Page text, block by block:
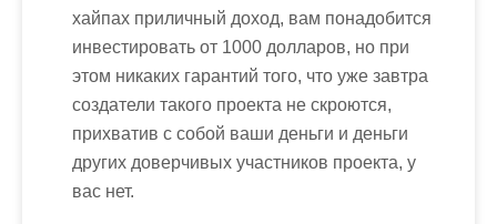
хайпах приличный доход, вам понадобится
инвестировать от 1000 долларов, но при
этом никаких гарантий того, что уже завтра
создатели такого проекта не скроются,
прихватив с собой ваши деньги и деньги
других доверчивых участников проекта, у
вас нет.